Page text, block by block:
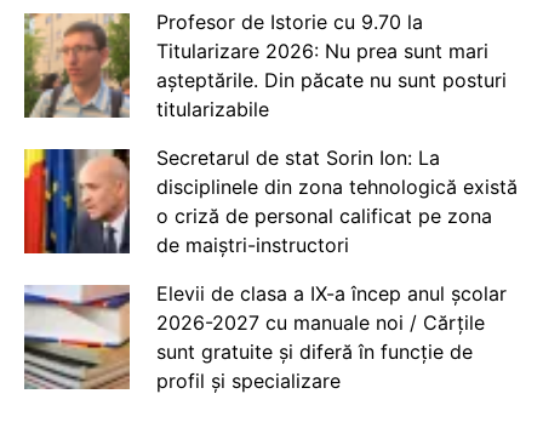
Profesor de Istorie cu 9.70 la
Titularizare 2026: Nu prea sunt mari
așteptările. Din păcate nu sunt posturi
titularizabile
Secretarul de stat Sorin Ion: La
disciplinele din zona tehnologică există
o criză de personal calificat pe zona
de maiștri-instructori
Elevii de clasa a IX-a încep anul școlar
2026-2027 cu manuale noi / Cărțile
sunt gratuite și diferă în funcție de
profil și specializare